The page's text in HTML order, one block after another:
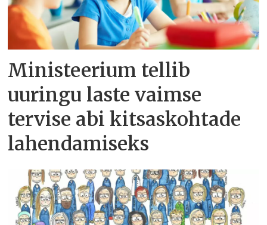
Ministeerium tellib
uuringu laste vaimse
tervise abi kitsaskohtade
lahendamiseks